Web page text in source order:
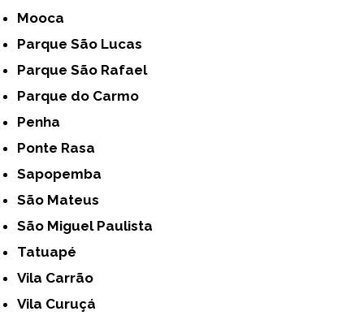
Mooca
Parque São Lucas
Parque São Rafael
Parque do Carmo
Penha
Ponte Rasa
Sapopemba
São Mateus
São Miguel Paulista
Tatuapé
Vila Carrão
Vila Curuçá